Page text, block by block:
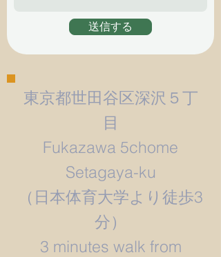
送信する
東京都世田谷区深沢５丁
目
Fukazawa 5chome
Setagaya-ku
​（日本体育大学より徒歩3
分）
3 minutes walk from